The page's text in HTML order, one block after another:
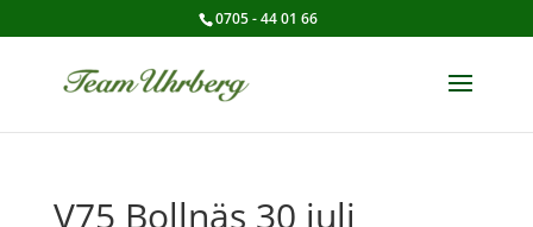
0705 - 44 01 66
V75 Bollnäs 30 juli